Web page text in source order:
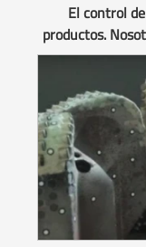
El control
productos.